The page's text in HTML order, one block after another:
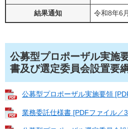
結果通知 令和8年6
公募型プロポーザル実施
書及び選定委員会設置要
公募型プロポーザル実施要領
業務委託仕様書 [PDFファイル／